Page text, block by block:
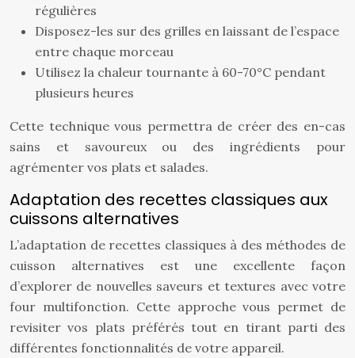
régulières
Disposez-les sur des grilles en laissant de l’espace
entre chaque morceau
Utilisez la chaleur tournante à 60-70°C pendant
plusieurs heures
Cette technique vous permettra de créer des en-cas
sains et savoureux ou des ingrédients pour
agrémenter vos plats et salades.
Adaptation des recettes classiques aux
cuissons alternatives
L’adaptation de recettes classiques à des méthodes de
cuisson alternatives est une excellente façon
d’explorer de nouvelles saveurs et textures avec votre
four multifonction. Cette approche vous permet de
revisiter vos plats préférés tout en tirant parti des
différentes fonctionnalités de votre appareil.